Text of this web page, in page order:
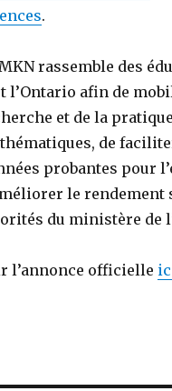
.
rassemble des
l’Ontario afin de
et de la
de
probantes pour
le
du ministère de
l’annonce officielle